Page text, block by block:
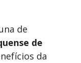
de
de
da